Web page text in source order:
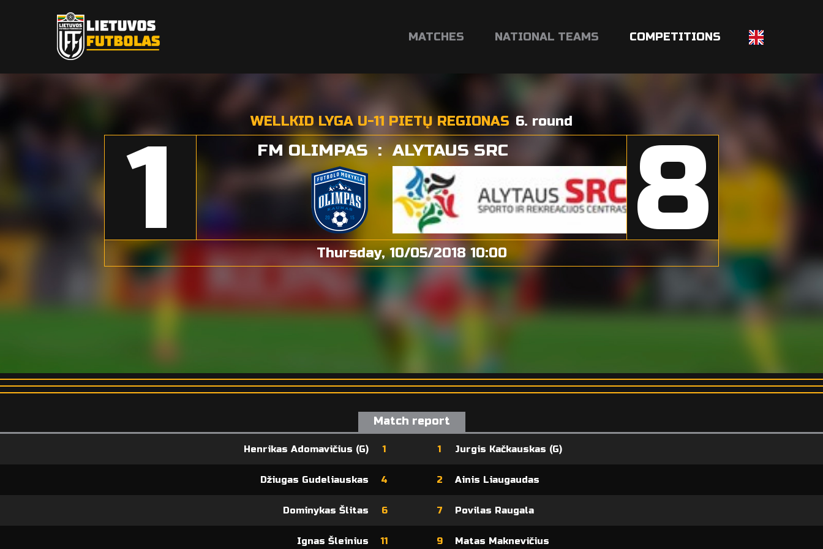
MATCHES NATIONAL TEAMS COMPETITIONS
WELLKID LYGA U-11 PIETŲ REGIONAS 6. round
1 FM OLIMPAS : ALYTAUS SRC 8
Thursday, 10/05/2018 10:00
Match report
Henrikas Adomavičius (G) 1 1 Jurgis Kačkauskas (G)
Džiugas Gudeliauskas 4 2 Ainis Liaugaudas
Dominykas Šlitas 6 7 Povilas Raugala
Ignas Šleinius 11 9 Matas Maknevičius